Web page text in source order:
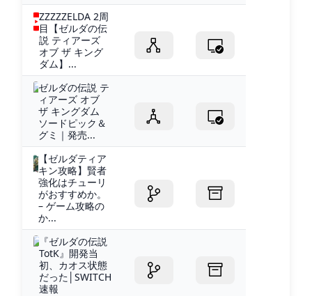
ZZZZZELDA 2周
目【ゼルダの伝
説 ティアーズ
オブ ザ キング
ダム】...
ゼルダの伝説 テ
ィアーズ オブ
ザ キングダム
ソードピック＆
グミ｜発売...
【ゼルダティア
キン攻略】賢者
強化はチューリ
がおすすめか。
– ゲーム攻略の
か...
『ゼルダの伝説
TotK』開発当
初、カオス状態
だった│SWITCH
速報